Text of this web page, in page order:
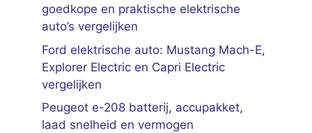
goedkope en praktische elektrische
auto’s vergelijken
Ford elektrische auto: Mustang Mach-E,
Explorer Electric en Capri Electric
vergelijken
Peugeot e-208 batterij, accupakket,
laad snelheid en vermogen